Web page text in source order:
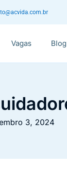
Vagas Blog
3, 2024